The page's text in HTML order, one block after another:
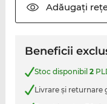
Adăugați
Beneficii
Stoc disponibil 2
Livrare şi returnare